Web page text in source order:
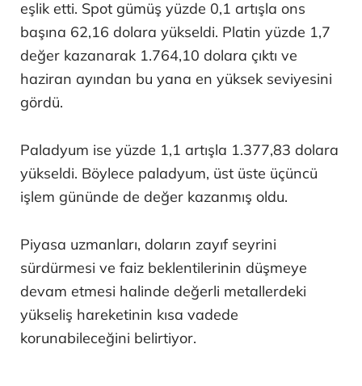
eşlik etti. Spot gümüş yüzde 0,1 artışla ons
başına 62,16 dolara yükseldi. Platin yüzde 1,7
değer kazanarak 1.764,10 dolara çıktı ve
haziran ayından bu yana en yüksek seviyesini
gördü.
Paladyum ise yüzde 1,1 artışla 1.377,83 dolara
yükseldi. Böylece paladyum, üst üste üçüncü
işlem gününde de değer kazanmış oldu.
Piyasa uzmanları, doların zayıf seyrini
sürdürmesi ve faiz beklentilerinin düşmeye
devam etmesi halinde değerli metallerdeki
yükseliş hareketinin kısa vadede
korunabileceğini belirtiyor.